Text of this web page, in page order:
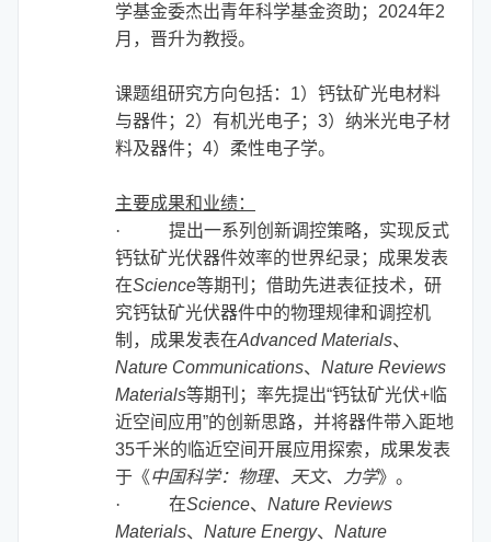
学基金委杰出青年科学基金资助；2024年2
月，晋升为教授。
课题组研究方向包括： 1）钙钛矿光电材料
与器件； 2）有机光电子； 3）纳米光电子材
料及器件； 4）柔性电子学。
主要成果和业绩：
·
提出一系列创新调控策略，实现反式
钙钛矿光伏器件效率的世界纪录；成果发表
在Science等期刊；借助先进表征技术，研
究钙钛矿光伏器件中的物理规律和调控机
制，成果发表在Advanced Materials、
Nature Communications、 Nature Reviews
Materials等期刊；率先提出“钙钛矿光伏+临
近空间应用”的创新思路，并将器件带入距地
35千米的临近空间开展应用探索，成果发表
于《中国科学：物理、天文、力学》。
·
在Science、 Nature Reviews
Materials、 Nature Energy、 Nature